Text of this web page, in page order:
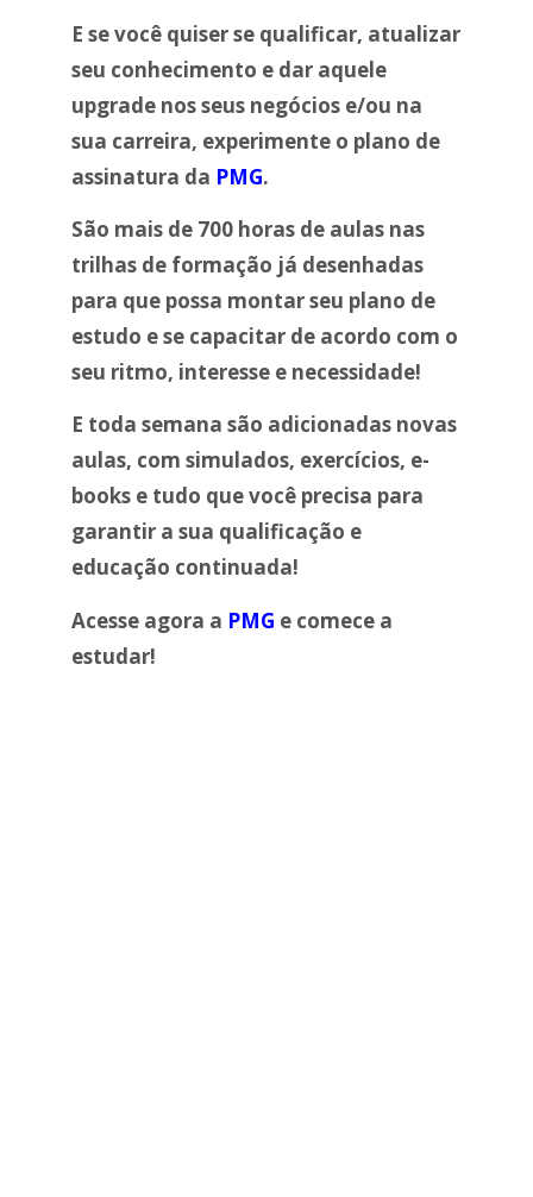
E se você quiser se qualificar, atualizar
seu conhecimento e dar aquele
upgrade nos seus negócios e/ou na
sua carreira, experimente o plano de
assinatura da PMG.
São mais de 700 horas de aulas nas
trilhas de formação já desenhadas
para que possa montar seu plano de
estudo e se capacitar de acordo com o
seu ritmo, interesse e necessidade!
E toda semana são adicionadas novas
aulas, com simulados, exercícios, e-
books e tudo que você precisa para
garantir a sua qualificação e
educação continuada!
Acesse agora a PMG e comece a
estudar!